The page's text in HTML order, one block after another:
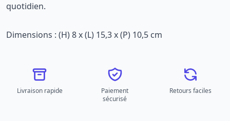
quotidien.
Dimensions : (H) 8 x (L) 15,3 x (P) 10,5 cm
Livraison rapide
Paiement
sécurisé
Retours faciles